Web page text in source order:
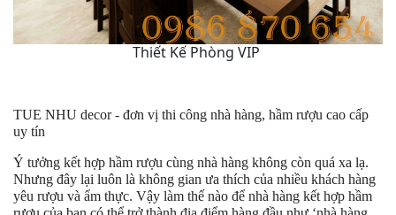
Thiết Kế Phòng VIP
TUE NHU decor - đơn vị thi công nhà hàng, hầm rượu cao cấp
uy tín
Ý tưởng kết hợp hầm rượu cùng nhà hàng không còn quá xa lạ.
Nhưng đây lại luôn là không gian ưa thích của nhiều khách hàng
yêu rượu và ẩm thực. Vậy làm thế nào để nhà hàng kết hợp hầm